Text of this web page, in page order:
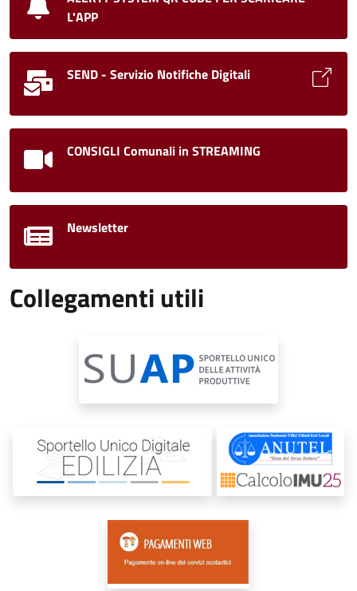
L'APP
SEND - Servizio Notifiche Digitali
CONSIGLI Comunali in STREAMING
Newsletter
Collegamenti utili